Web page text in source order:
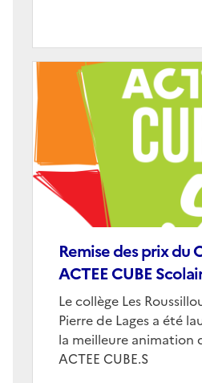
Remise des prix du
ACTEE CUBE
Corps
Le collège Les
Pierre de Lages a été
la meilleure animation
ACTEE CUBE.S
Image
de
couverture
(conseillée)